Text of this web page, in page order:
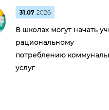
31.07 2026
В школах могут начать
рациональному
потреблению
услуг